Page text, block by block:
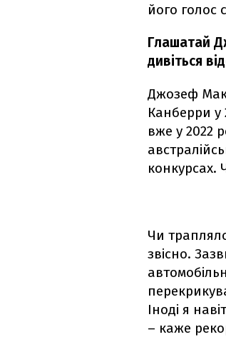
його голос
Глашатай
дивіться
Джозеф
Канберри у
вже у 2022
конкурсах.
Чи
звісно.
Іноді я
– каже